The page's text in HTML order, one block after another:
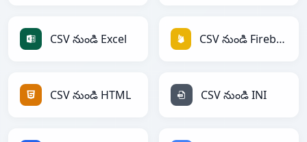
CSV నుండి Excel CSV నుండి Firebase
CSV నుండి HTML CSV నుండి INI